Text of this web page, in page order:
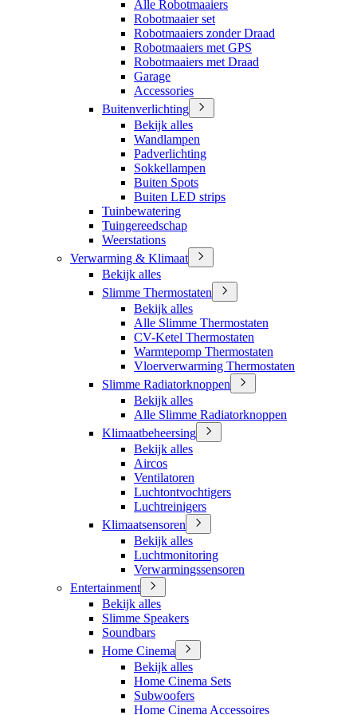
Alle Robotmaaiers
Robotmaaier set
Robotmaaiers zonder Draad
Robotmaaiers met GPS
Robotmaaiers met Draad
Garage
Accessories
Buitenverlichting
Bekijk alles
Wandlampen
Padverlichting
Sokkellampen
Buiten Spots
Buiten LED strips
Tuinbewatering
Tuingereedschap
Weerstations
Verwarming & Klimaat
Bekijk alles
Slimme Thermostaten
Bekijk alles
Alle Slimme Thermostaten
CV-Ketel Thermostaten
Warmtepomp Thermostaten
Vloerverwarming Thermostaten
Slimme Radiatorknoppen
Bekijk alles
Alle Slimme Radiatorknoppen
Klimaatbeheersing
Bekijk alles
Aircos
Ventilatoren
Luchtontvochtigers
Luchtreinigers
Klimaatsensoren
Bekijk alles
Luchtmonitoring
Verwarmingssensoren
Entertainment
Bekijk alles
Slimme Speakers
Soundbars
Home Cinema
Bekijk alles
Home Cinema Sets
Subwoofers
Home Cinema Accessoires